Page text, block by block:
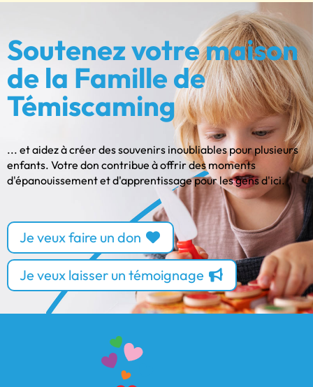
Soutenez votre maison
de la Famille de
Témiscaming
... et aidez à créer des souvenirs inoubliables pour plusieurs
enfants. Votre don contribue à offrir des moments
d'épanouissement et d'apprentissage pour les gens d'ici.
Je veux faire un don
Je veux laisser un témoignage